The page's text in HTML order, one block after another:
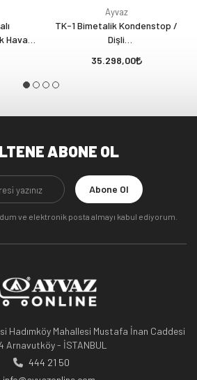
Hava
Ayvaz
TK-1 Bimetalik Kondenstop /
Dişli
35.298,00
ABONE OL
Abone Ol
ve elektronik posta almayı kabul ediyorum.
Hadımköy Mahallesi Mustafa İnan Caddesi
Arnavutköy - İSTANBUL
444 21 50